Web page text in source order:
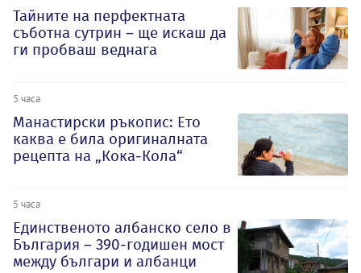
Тайните на перфектната
съботна сутрин – ще искаш да
ги пробваш веднага
5 часа
Манастирски ръкопис: Ето
каква е била оригиналната
рецепта на „Кока-Кола“
5 часа
Единственото албанско село в
България – 390-годишен мост
между българи и албанци